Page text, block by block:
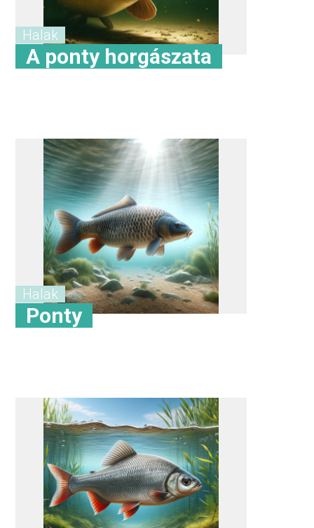
Halak
A ponty horgászata
Halak
Ponty